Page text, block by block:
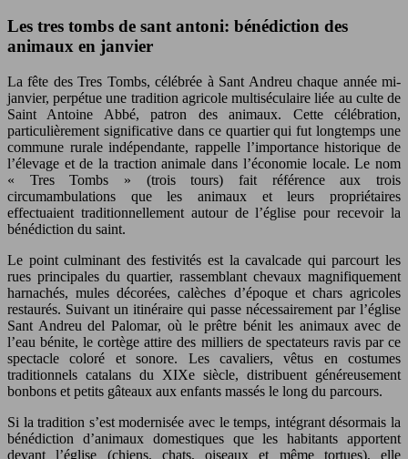
Les tres tombs de sant antoni: bénédiction des
animaux en janvier
La fête des Tres Tombs, célébrée à Sant Andreu chaque année mi-
janvier, perpétue une tradition agricole multiséculaire liée au culte de
Saint Antoine Abbé, patron des animaux. Cette célébration,
particulièrement significative dans ce quartier qui fut longtemps une
commune rurale indépendante, rappelle l’importance historique de
l’élevage et de la traction animale dans l’économie locale. Le nom
« Tres Tombs » (trois tours) fait référence aux trois
circumambulations que les animaux et leurs propriétaires
effectuaient traditionnellement autour de l’église pour recevoir la
bénédiction du saint.
Le point culminant des festivités est la cavalcade qui parcourt les
rues principales du quartier, rassemblant chevaux magnifiquement
harnachés, mules décorées, calèches d’époque et chars agricoles
restaurés. Suivant un itinéraire qui passe nécessairement par l’église
Sant Andreu del Palomar, où le prêtre bénit les animaux avec de
l’eau bénite, le cortège attire des milliers de spectateurs ravis par ce
spectacle coloré et sonore. Les cavaliers, vêtus en costumes
traditionnels catalans du XIXe siècle, distribuent généreusement
bonbons et petits gâteaux aux enfants massés le long du parcours.
Si la tradition s’est modernisée avec le temps, intégrant désormais la
bénédiction d’animaux domestiques que les habitants apportent
devant l’église (chiens, chats, oiseaux et même tortues), elle